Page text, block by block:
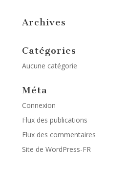
Archives
Catégories
Aucune catégorie
Méta
Connexion
Flux des publications
Flux des commentaires
Site de WordPress-FR